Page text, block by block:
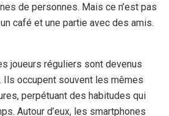
de personnes. Mais ce n’est pas
café et une partie avec des amis.
joueurs réguliers sont devenus
occupent souvent les mêmes
perpétuant des habitudes qui
Autour d’eux, les smartphones